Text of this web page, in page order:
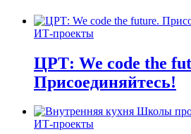
ИТ-проекты
ЦРТ: We code the
Присоединяйтесь!
ИТ-проекты